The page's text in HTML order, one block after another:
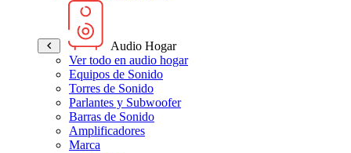
Audio Hogar
Ver todo en audio hogar
Equipos de Sonido
Torres de Sonido
Parlantes y Subwoofer
Barras de Sonido
Amplificadores
Marca